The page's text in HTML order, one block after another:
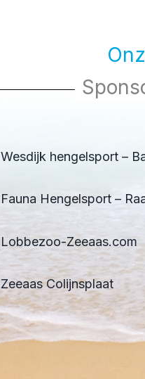
Wesdijk hengelsport –
Fauna Hengelsport –
Lobbezoo-Zeeaas.com
Zeeaas Colijnsplaat